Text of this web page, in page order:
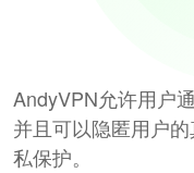
AndyVPN允许用户
并且可以隐匿用户
私保护。